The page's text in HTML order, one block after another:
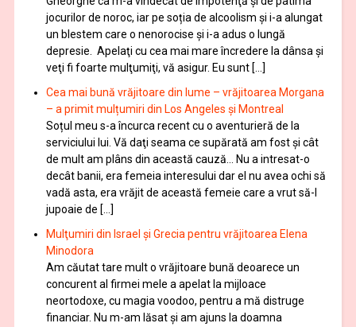
jocurilor de noroc, iar pe soția de alcoolism și i-a alungat
un blestem care o nenorocise și i-a adus o lungă
depresie. Apelaţi cu cea mai mare încredere la dânsa şi
veţi fi foarte mulţumiţi, vă asigur. Eu sunt […]
Cea mai bună vrăjitoare din lume – vrăjitoarea Morgana
– a primit mulțumiri din Los Angeles și Montreal
Soțul meu s-a încurca recent cu o aventurieră de la
serviciului lui. Vă daţi seama ce supărată am fost şi cât
de mult am plâns din această cauză… Nu a intresat-o
decât banii, era femeia interesului dar el nu avea ochi să
vadă asta, era vrăjit de această femeie care a vrut să-l
jupoaie de […]
Mulţumiri din Israel și Grecia pentru vrăjitoarea Elena
Minodora
Am căutat tare mult o vrăjitoare bună deoarece un
concurent al firmei mele a apelat la mijloace
neortodoxe, cu magia voodoo, pentru a mă distruge
financiar. Nu m-am lăsat şi am ajuns la doamna